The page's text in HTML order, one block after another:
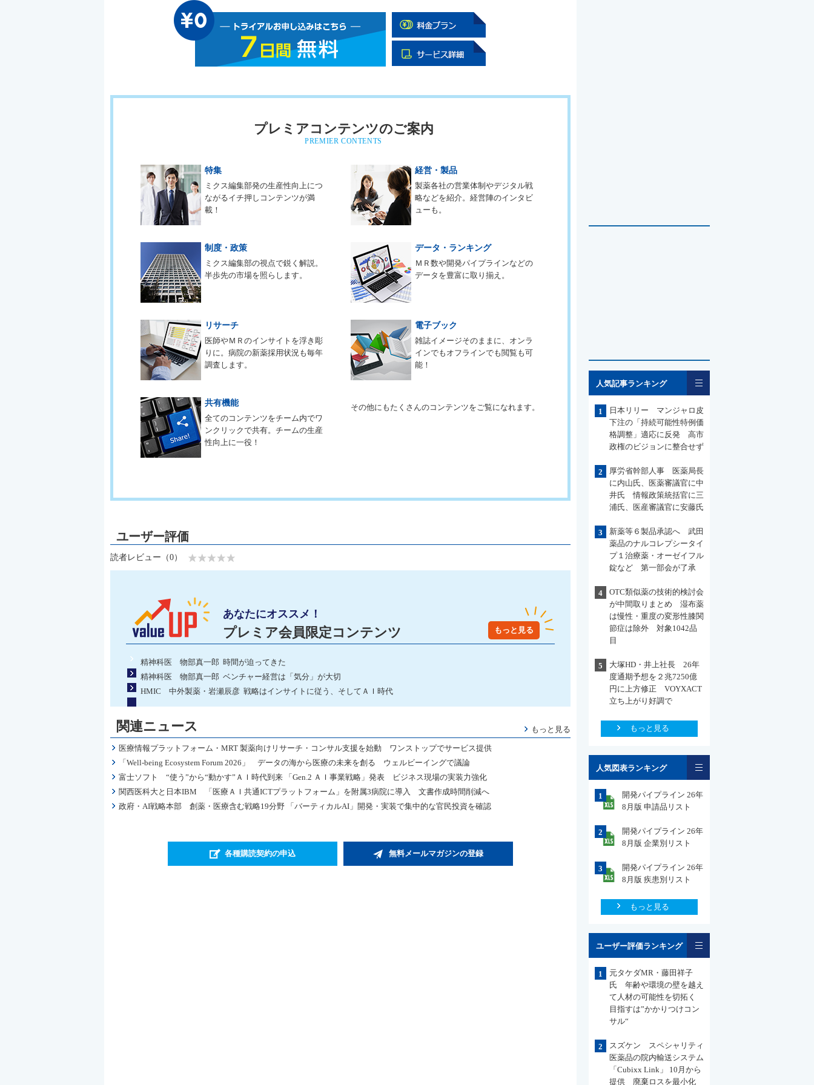
プレミアコンテンツのご案内
PREMIER CONTENTS
特集
ミクス編集部発の生産性向上につ
ながるイチ押しコンテンツが満
載！
経営・製品
製薬各社の営業体制やデジタル戦
略などを紹介。経営陣のインタビ
ューも。
制度・政策
ミクス編集部の視点で鋭く解説。
半歩先の市場を照らします。
データ・ランキング
ＭＲ数や開発パイプラインなどの
データを豊富に取り揃え。
リサーチ
医師やＭＲのインサイトを浮き彫
りに。病院の新薬採用状況も毎年
調査します。
電子ブック
雑誌イメージそのままに、オンラ
インでもオフラインでも閲覧も可
能！
共有機能
全てのコンテンツをチーム内でワ
ンクリックで共有。チームの生産
性向上に一役！
その他にもたくさんのコンテンツをご覧になれます。
読者レビュー（0）
あなたにオススメ！
プレミア会員限定コンテンツ もっと見る
精神科医 物部真一郎 時間が迫ってきた
精神科医 物部真一郎 ベンチャー経営は「気分」が大切
HMIC 中外製薬・岩瀬辰彦 戦略はインサイトに従う、そしてＡＩ時代
関連ニュース もっと見る
医療情報プラットフォーム・MRT 製薬向けリサーチ・コンサル支援を始動 ワンストップでサービス提供
「Well-being Ecosystem Forum 2026」 データの海から医療の未来を創る ウェルビーイングで議論
富士ソフト “使う”から“動かす”ＡＩ時代到来 「Gen.2 ＡＩ事業戦略」発表 ビジネス現場の実装力強化
関西医科大と日本IBM 「医療ＡＩ共通ICTプラットフォーム」を附属3病院に導入 文書作成時間削減へ
政府・AI戦略本部 創薬・医療含む戦略19分野 「バーティカルAI」開発・実装で集中的な官民投資を確認
各種購読契約の申込 無料メールマガジンの登録
人気記事ランキング
1
日本リリー マンジャロ皮
下注の「持続可能性特例価
格調整」適応に反発 高市
政権のビジョンに整合せず
2
厚労省幹部人事 医薬局長
に内山氏、医薬審議官に中
井氏 情報政策統括官に三
浦氏、医産審議官に安藤氏
3
新薬等６製品承認へ 武田
薬品のナルコレプシータイ
プ１治療薬・オーゼイフル
錠など 第一部会が了承
4
OTC類似薬の技術的検討会
が中間取りまとめ 湿布薬
は慢性・重度の変形性膝関
節症は除外 対象1042品
目
5
大塚HD・井上社長 26年
度通期予想を２兆7250億
円に上方修正 VOYXACT
立ち上がり好調で
もっと見る
人気図表ランキング
1
開発パイプライン 26年
8月版 申請品リスト
2
開発パイプライン 26年
8月版 企業別リスト
3
開発パイプライン 26年
8月版 疾患別リスト
もっと見る
ユーザー評価ランキング
1
元タケダMR・藤田祥子
氏 年齢や環境の壁を越え
て人材の可能性を切拓く
目指すは”かかりつけコン
サル“
2
スズケン スペシャリティ
医薬品の院内輸送システム
「Cubixx Link」 10月から
提供 廃棄ロスを最小化